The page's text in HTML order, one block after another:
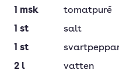
1 msk
tomatpuré
1 st
salt
1 st
2 l
vatten